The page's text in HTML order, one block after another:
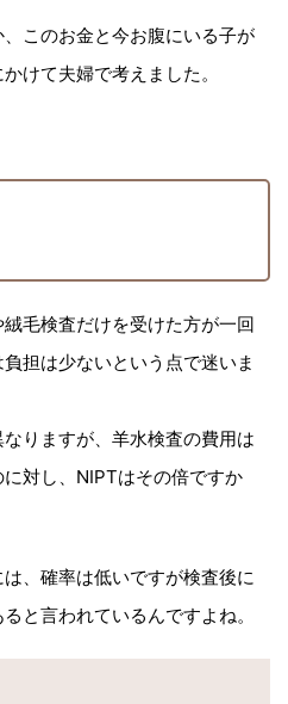
このお金と今お腹にいる子が
けて夫婦で考えました。
毛検査だけを受けた方が一回
担は少ないという点で迷いま
りますが、羊水検査の費用は
対し、NIPTはその倍ですか
、確率は低いですが検査後に
と言われているんですよね。